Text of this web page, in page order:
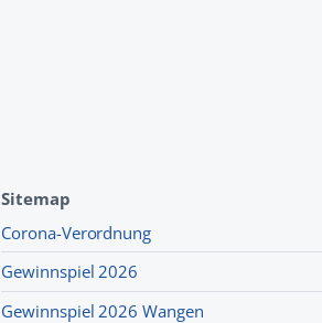
Sitemap
Corona-Verordnung
Gewinnspiel 2026
Gewinnspiel 2026 Wangen